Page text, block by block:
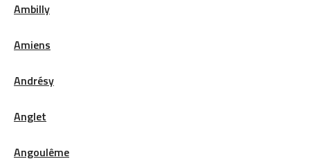
Ambilly
Amiens
Andrésy
Anglet
Angoulême